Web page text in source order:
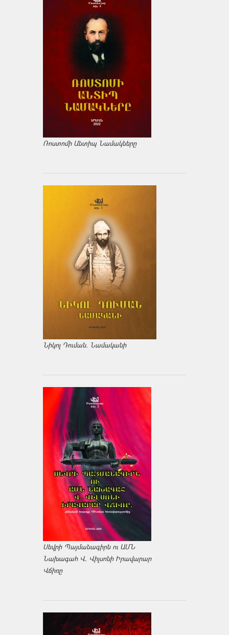
Ռոստոմի Անտիպ Նամակները
Նիկոլ Դուման. Նամականի
Սեվրի Պայմանագիրն ու ԱՄՆ
Նախագահ Վ. Վիլսոնի Իրավարար
Վճիռը